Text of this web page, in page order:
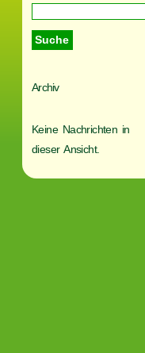
Archiv
Keine Nachrichten in
dieser Ansicht.